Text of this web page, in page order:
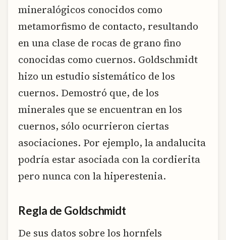
mineralógicos conocidos como
metamorfismo de contacto, resultando
en una clase de rocas de grano fino
conocidas como cuernos. Goldschmidt
hizo un estudio sistemático de los
cuernos. Demostró que, de los
minerales que se encuentran en los
cuernos, sólo ocurrieron ciertas
asociaciones. Por ejemplo, la andalucita
podría estar asociada con la cordierita
pero nunca con la hiperestenia.
Regla de Goldschmidt
De sus datos sobre los hornfels